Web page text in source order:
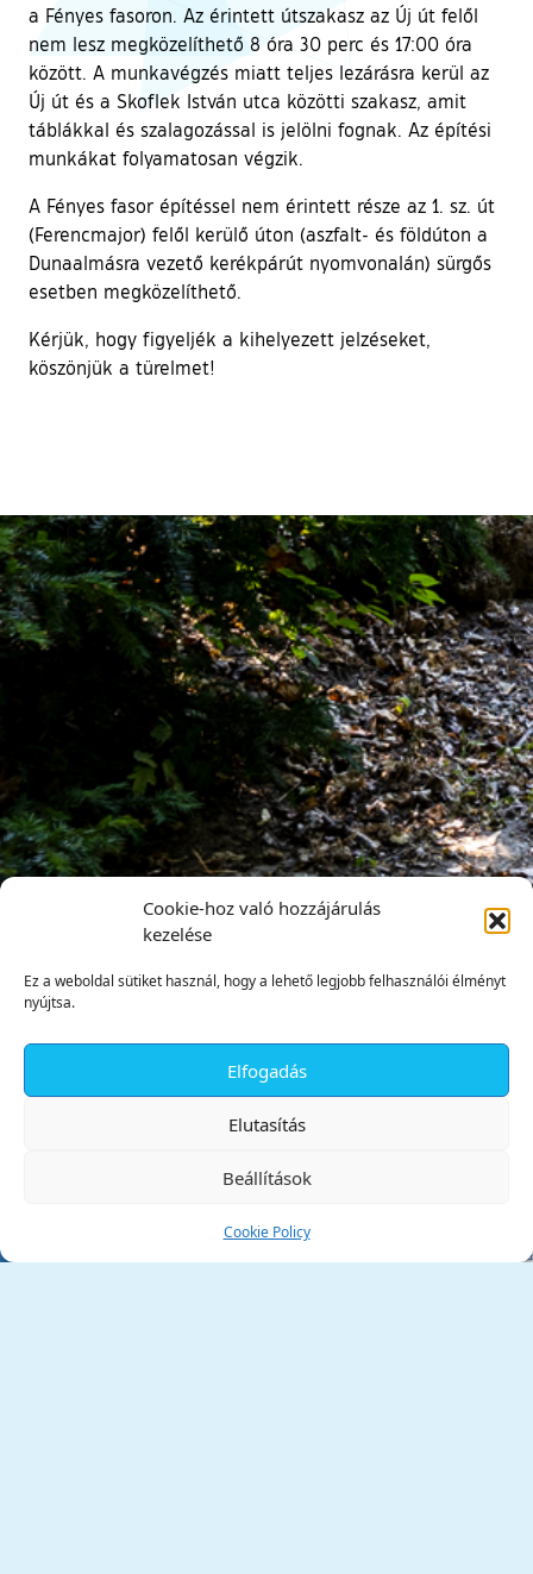
Cookie-hoz való hozzájárulás
kezelése
Ez a weboldal sütiket használ, hogy a lehető legjobb felhasználói élményt
nyújtsa.
Elfogadás
Elutasítás
Beállítások
Cookie Policy
a Fényes fasoron. Az érintett útszakasz az Új út felől
nem lesz megközelíthető 8 óra 30 perc és 17:00 óra
között. A munkavégzés miatt teljes lezárásra kerül az
Új út és a Skoflek István utca közötti szakasz, amit
táblákkal és szalagozással is jelölni fognak. Az építési
munkákat folyamatosan végzik.
A Fényes fasor építéssel nem érintett része az 1. sz. út
(Ferencmajor) felől kerülő úton (aszfalt- és földúton a
Dunaalmásra vezető kerékpárút nyomvonalán) sürgős
esetben megközelíthető.
Kérjük, hogy figyeljék a kihelyezett jelzéseket,
köszönjük a türelmet!
Tata Város Önkormányzata
✕